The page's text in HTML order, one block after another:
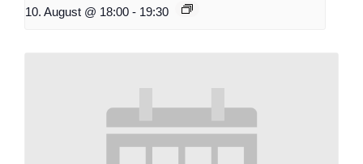
10. August @ 18:00 - 19:30